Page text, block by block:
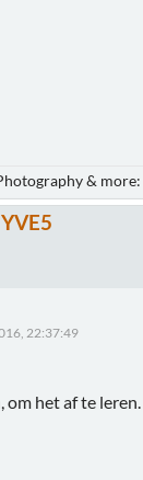
& more:
YVE5
22:37:49
om het af te leren.